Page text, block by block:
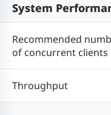
System
Recommended
of concurrent clients
Throughput